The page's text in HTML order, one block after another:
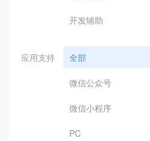
开发辅助
应用支持 全部
微信公众号
微信小程序
PC